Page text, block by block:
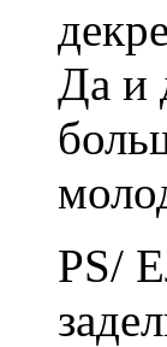
Да и
PS/